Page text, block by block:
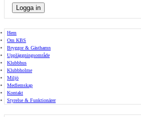
Hem
Om KBS
Bryggor & Gästhamn
Uppläggningsområde
Klubbhus
Klubbholme
Miljö
Medlemskap
Kontakt
Styrelse & Funktionärer